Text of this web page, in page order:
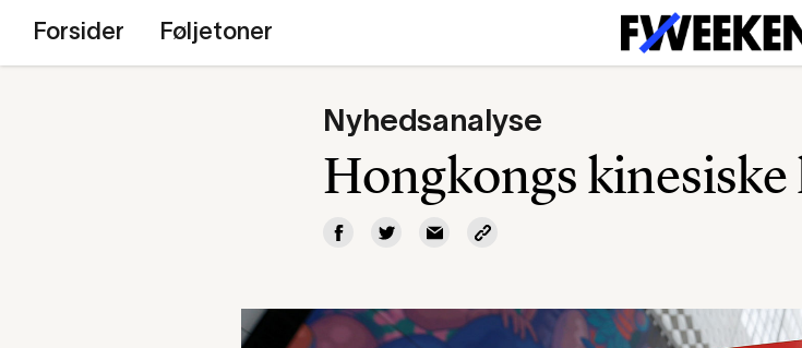
Forsider Føljetoner
Nyhedsanalyse
Hongkongs kinesiske